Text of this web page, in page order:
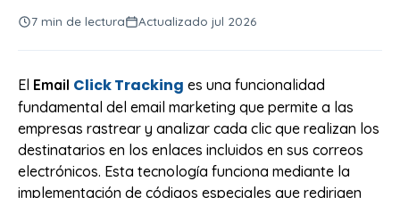
7 min de lectura Actualizado jul 2026
El Email Click Tracking es una funcionalidad
fundamental del email marketing que permite a las
empresas rastrear y analizar cada clic que realizan los
destinatarios en los enlaces incluidos en sus correos
electrónicos. Esta tecnología funciona mediante la
implementación de códigos especiales que redirigen